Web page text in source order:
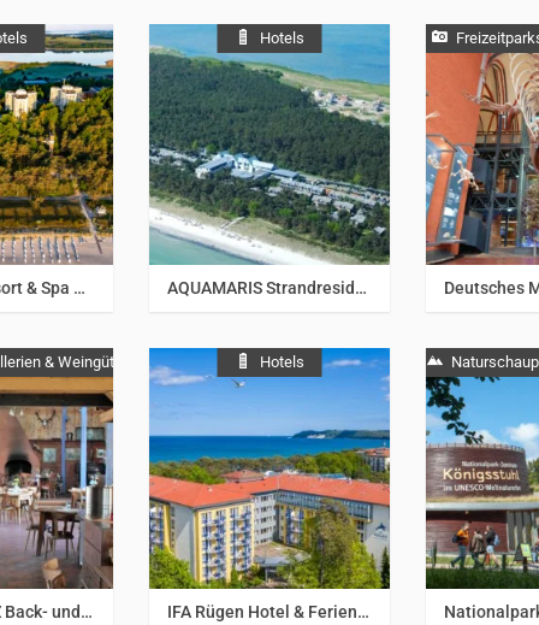
Rügen Cliff Hotel Resort & Spa Rügen
Hotels
Ostsee /Rügen AQUAMARIS Strandresidenz Rügen
& Weingüter
Rügen RUMPELSTILZ Back- und Brauscheune
Hotels
Ostsee/Rügen IFA Rügen Hotel & Ferienpark